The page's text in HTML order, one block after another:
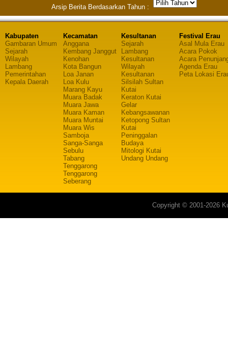
Arsip Berita Berdasarkan Tahun :
Kabupaten
Gambaran Umum
Sejarah
Wilayah
Lambang
Pemerintahan
Kepala Daerah
Kecamatan
Anggana
Kembang Janggut
Kenohan
Kota Bangun
Loa Janan
Loa Kulu
Marang Kayu
Muara Badak
Muara Jawa
Muara Kaman
Muara Muntai
Muara Wis
Samboja
Sanga-Sanga
Sebulu
Tabang
Tenggarong
Tenggarong
Seberang
Kesultanan
Sejarah
Lambang
Kesultanan
Wilayah
Kesultanan
Silsilah Sultan
Kutai
Keraton Kutai
Gelar
Kebangsawanan
Ketopong Sultan
Kutai
Peninggalan
Budaya
Mitologi Kutai
Undang Undang
Festival Erau
Asal Mula Erau
Acara Pokok
Acara
Agenda Erau
Peta Lokasi
Copyright © 2001-2026